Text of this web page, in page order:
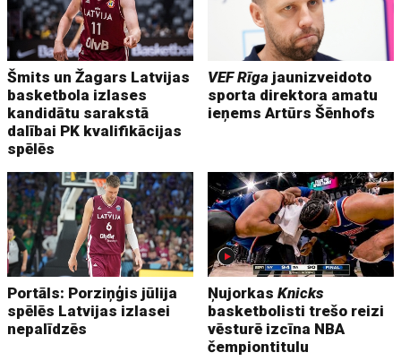
Šmits un Žagars Latvijas
basketbola izlases
kandidātu sarakstā
dalībai PK kvalifikācijas
spēlēs
VEF Rīga jaunizveidoto
sporta direktora amatu
ieņems Artūrs Šēnhofs
Portāls: Porziņģis jūlija
spēlēs Latvijas izlasei
nepalīdzēs
ŅujorkasKnicks
basketbolisti trešo reizi
vēsturē izcīna NBA
čempiontitulu